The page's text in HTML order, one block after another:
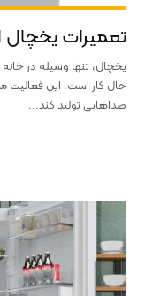
تعمیرات یخچال
حال کار است. این فعالیت
صداهایی تولید کند...